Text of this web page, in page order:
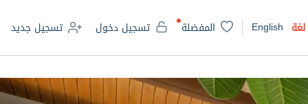
لغة English المفضلة تسجيل دخول تسجيل جديد